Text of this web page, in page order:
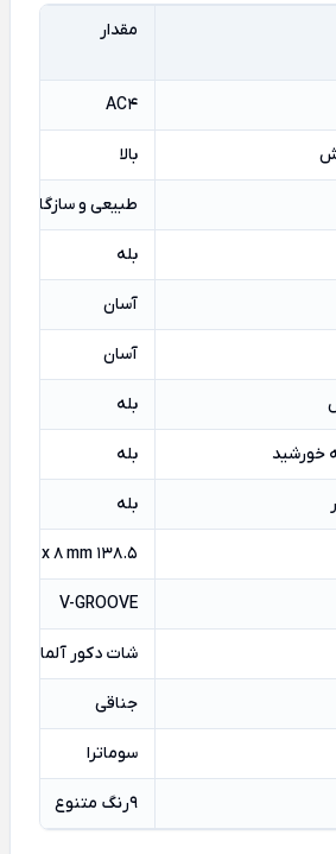
مقدار
AC4
بالا
طبیعی و سازگار
بله
آسان
آسان
بله
خورشید بله
بله
138.5 x 695 x 8 mm
V-GROOVE
شات دکور آلمان
جناقی
سوماترا
9رنگ متنوع